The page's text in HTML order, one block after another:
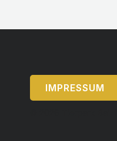
IMPRESSUM